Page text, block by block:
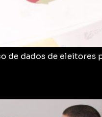
dados de eleitores